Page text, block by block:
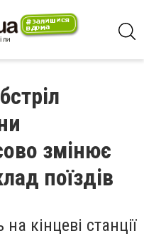
змінює
поїздів
кінцеві станції